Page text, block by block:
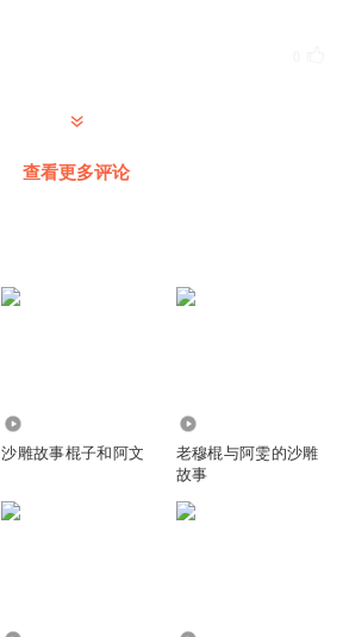
查看更多评论
沙雕故事棍子和阿文
老穆棍与阿雯的沙雕
故事